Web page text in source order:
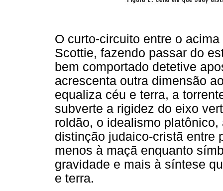
O curto-circuito entre o
Scottie, fazendo passar do
bem comportado detetive
acrescenta outra dimensão
equaliza céu e terra, a
subverte a rigidez do eixo
roldão, o idealismo
distinção judaico-cristã entre
menos à maçã enquanto
gravidade e mais à síntese
e terra.